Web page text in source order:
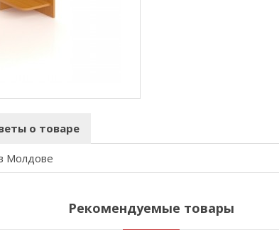
о товаре
Молдове
Рекомендуемые товары